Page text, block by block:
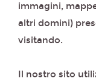
immagini,
altri domini)
visitando.
Il nostro sito